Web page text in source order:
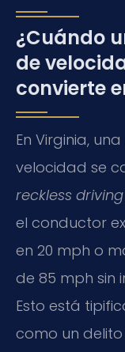
¿Cuándo
de
convierte
En Virginia,
velocidad se
reckless driving
el conductor
en 20 mph o
de 85 mph sin
Esto está
como un delito